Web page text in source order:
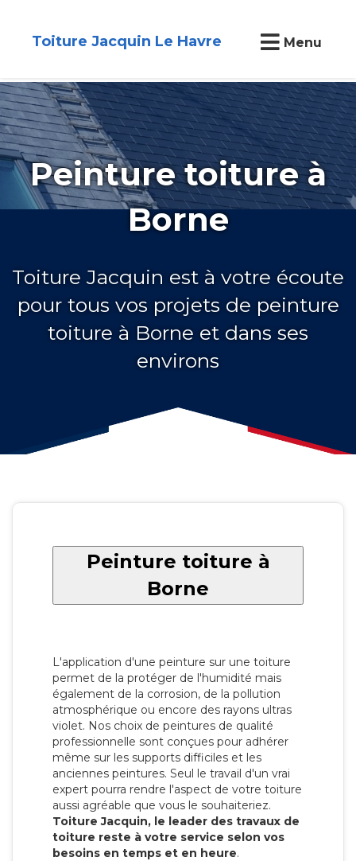
Toiture Jacquin Le Havre Menu
Peinture toiture à
Borne
Toiture Jacquin est à votre écoute
pour tous vos projets de peinture
toiture à Borne et dans ses
environs
Peinture toiture à
Borne
L'application d'une peinture sur une toiture
permet de la protéger de l'humidité mais
également de la corrosion, de la pollution
atmosphérique ou encore des rayons ultras
violet. Nos choix de peintures de qualité
professionnelle sont conçues pour adhérer
même sur les supports difficiles et les
anciennes peintures. Seul le travail d'un vrai
expert pourra rendre l'aspect de votre toiture
aussi agréable que vous le souhaiteriez.
Toiture Jacquin, le leader des travaux de
toiture reste à votre service selon vos
besoins en temps et en heure.